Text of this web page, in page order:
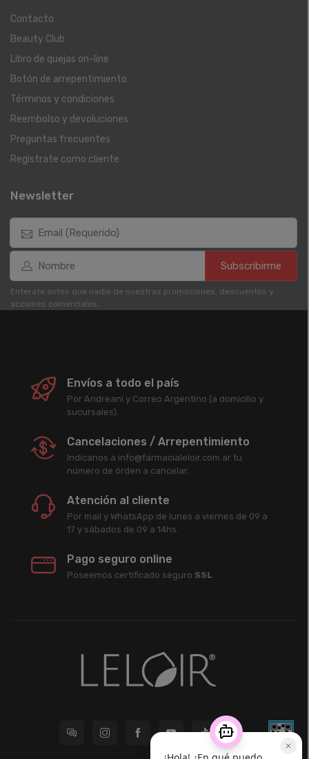
Contacto
Beauty Club
Libro de quejas on-line
Botón de arrepentimiento
Términos y condiciones
Reembolso y devoluciones
Preguntas frecuentes
Registrate como cliente
Newsletter
Subscribirme
Enterate antes que nadie de nuestras promociones, descuentos y
acciones comerciales.
Envíos a todo el país
Por Andreani y Correo Argentino (a domicilio y
sucursales).
Cancelaciones / Arrepentimiento
Indicanos a info@farmacialeloir.com.ar tu
número de órden a cancelar.
Atención al cliente
Por mail y WhatsApp de lunes a viernes de 09 a
17 y sábados de 09 a 14hs.
Pago seguro online
Poseemos certificado seguro SSL